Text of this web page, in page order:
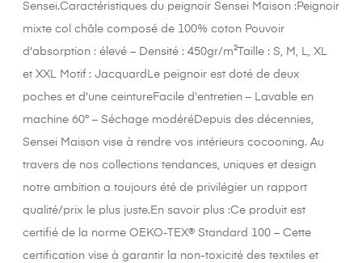
Sensei.Caractéristiques du peignoir Sensei Maison :Peignoir
mixte col châle composé de 100% coton Pouvoir
d'absorption : élevé – Densité : 450gr/m²Taille : S, M, L, XL
et XXL Motif : JacquardLe peignoir est doté de deux
poches et d'une ceintureFacile d'entretien – Lavable en
machine 60° – Séchage modéréDepuis des décennies,
Sensei Maison vise à rendre vos intérieurs cocooning. Au
travers de nos collections tendances, uniques et design
notre ambition a toujours été de privilégier un rapport
qualité/prix le plus juste.En savoir plus :Ce produit est
certifié de la norme OEKO-TEX® Standard 100 – Cette
certification vise à garantir la non-toxicité des textiles et